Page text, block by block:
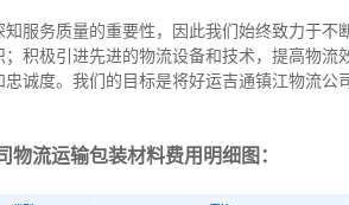
服务质量的重要性，因此我们始终致力于
积极引进先进的物流设备和技术，提高物
诚度。我们的目标是将好运吉通镇江物流
物流运输包装材料费用明细图：